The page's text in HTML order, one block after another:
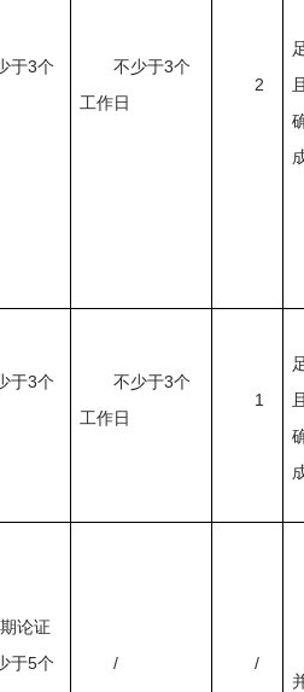
于3个
不少于3个
工作日
2
于3个
不少于3个
工作日
1
论证
于5个
/ /